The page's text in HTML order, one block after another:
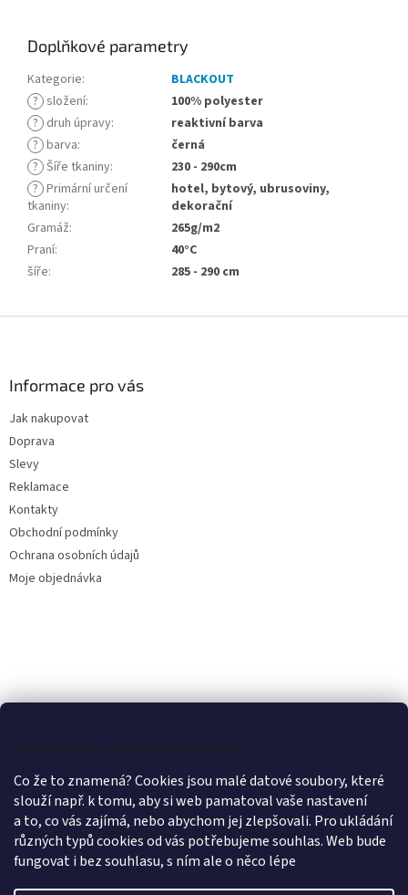
Můžeme si u vás uložit cookies?
Co že to znamená? Cookies jsou malé datové soubory, které
slouží např. k tomu, aby si web pamatoval vaše nastavení
a to, co vás zajímá, nebo abychom jej zlepšovali. Pro ukládání
různých typů cookies od vás potřebujeme souhlas. Web bude
fungovat i bez souhlasu, s ním ale o něco lépe
Doplňkové parametry
Kategorie:
BLACKOUT
? složení:
100% polyester
? druh úpravy:
reaktivní barva
? barva:
černá
? Šíře tkaniny:
230 - 290cm
? Primární určení
tkaniny:
hotel, bytový, ubrusoviny,
dekorační
Gramáž:
265g/m2
Praní:
40°C
šíře: 285 - 290 cm
Informace pro vás
Jak nakupovat
Doprava
Slevy
Reklamace
Kontakty
Obchodní podmínky
Ochrana osobních údajů
Moje objednávka